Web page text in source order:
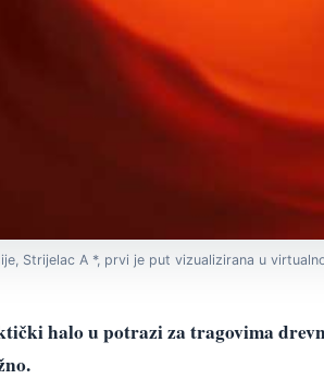
Strijelac A *, prvi je put vizualizirana u
halo u potrazi za tragovima